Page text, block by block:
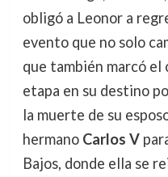
obligó a Leonor a
evento que no solo
que también marcó el
etapa en su destino
la muerte de su
hermano Carlos V
Bajos, donde ella se